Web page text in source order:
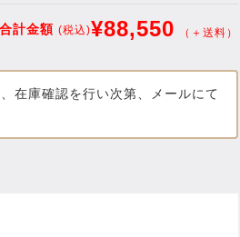
合計金額 (税込)¥88,550 （＋送料）
在庫確認を行い次第、メールにて